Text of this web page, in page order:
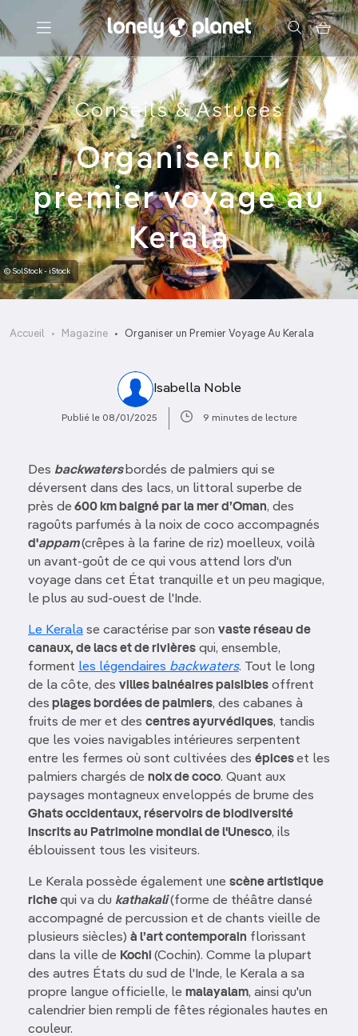
Menu
Votre recherche
Conseils & Astuces
Organiser un
premier voyage au
Kerala
© SolStock - iStock
Accueil Magazine Organiser un Premier Voyage Au Kerala
Isabella Noble
Publié le 08/01/2025 9 minutes de lecture
Des backwaters bordés de palmiers qui se
déversent dans des lacs, un littoral superbe de
près de600 km baigné par la mer d’Oman, des
ragoûts parfumés à la noix de coco accompagnés
d'appam(crêpes à la farine de riz) moelleux, voilà
un avant-goût de ce qui vous attend lors d'un
voyage dans cet État tranquille et un peu magique,
le plus au sud-ouest de l'Inde.
Le Kerala se caractérise par son vaste réseau de
canaux, de lacs et de rivières qui, ensemble,
forment les légendaires backwaters. Tout le long
de la côte, des villes balnéaires paisibles offrent
des plages bordées de palmiers, des cabanes à
fruits de mer et des centres ayurvédiques, tandis
que les voies navigables intérieures serpentent
entre les fermes où sont cultivées des épiceset les
palmiers chargés de noix de coco. Quant aux
paysages montagneux enveloppés de brume des
Ghats occidentaux, réservoirs de biodiversité
inscrits au Patrimoine mondial de l'Unesco, ils
éblouissent tous les visiteurs.
Le Kerala possède également une scène artistique
richequi va du kathakali(forme de théâtre dansé
accompagné de percussion et de chants vieille de
plusieurs siècles) à l’art contemporain florissant
dans la ville de Kochi (Cochin). Comme la plupart
des autres États du sud de l'Inde, le Kerala a sa
propre langue officielle, le malayalam, ainsi qu'un
calendrier bien rempli de fêtes régionales hautes en
couleur.